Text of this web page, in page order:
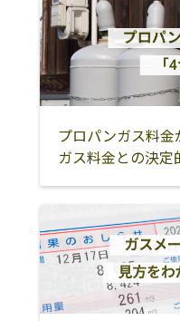
プロパンガス料
ガス料金との決定